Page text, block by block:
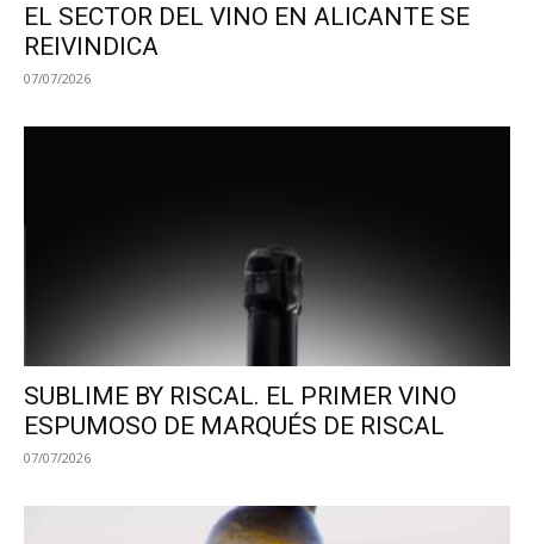
EL SECTOR DEL VINO EN ALICANTE SE
REIVINDICA
07/07/2026
SUBLIME BY RISCAL. EL PRIMER VINO
ESPUMOSO DE MARQUÉS DE RISCAL
07/07/2026